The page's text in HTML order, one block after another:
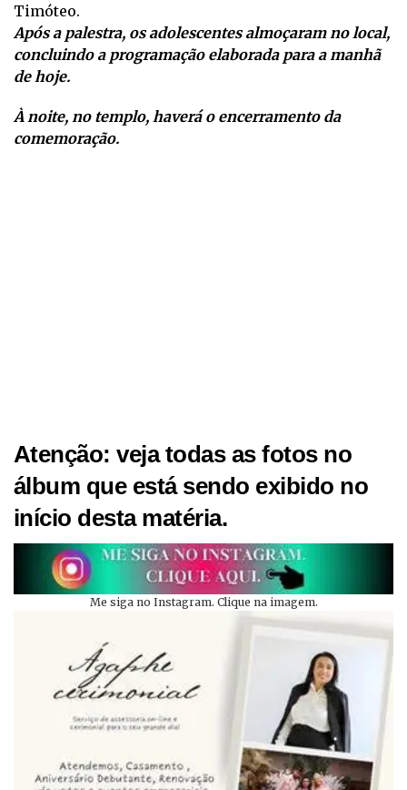
Timóteo.
Após a palestra, os adolescentes almoçaram no local,
concluindo a programação elaborada para a manhã
de hoje.
À noite, no templo, haverá o encerramento da
comemoração.
Atenção: veja todas as fotos no
álbum que está sendo exibido no
início desta matéria.
Me siga no Instagram. Clique na imagem.